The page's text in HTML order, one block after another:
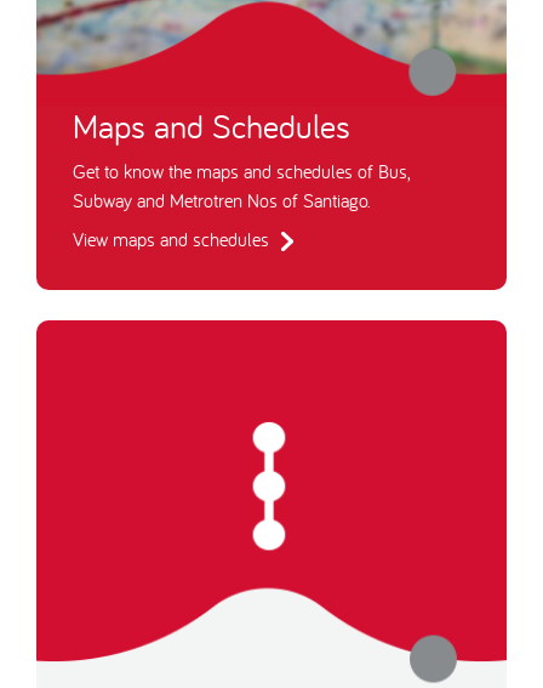
Maps and Schedules
Get to know the maps and schedules of Bus,
Subway and Metrotren Nos of Santiago.
View maps and schedules